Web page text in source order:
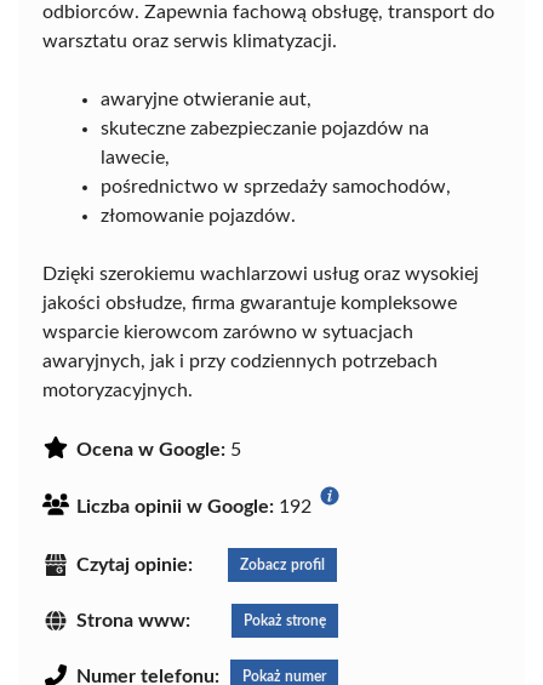
odbiorców. Zapewnia fachową obsługę, transport do
warsztatu oraz serwis klimatyzacji.
awaryjne otwieranie aut,
skuteczne zabezpieczanie pojazdów na
lawecie,
pośrednictwo w sprzedaży samochodów,
złomowanie pojazdów.
Dzięki szerokiemu wachlarzowi usług oraz wysokiej
jakości obsłudze, firma gwarantuje kompleksowe
wsparcie kierowcom zarówno w sytuacjach
awaryjnych, jak i przy codziennych potrzebach
motoryzacyjnych.
Ocena w Google: 5
Liczba opinii w Google: 192
Czytaj opinie: Zobacz profil
Strona www: Pokaż stronę
Numer telefonu: Pokaż numer